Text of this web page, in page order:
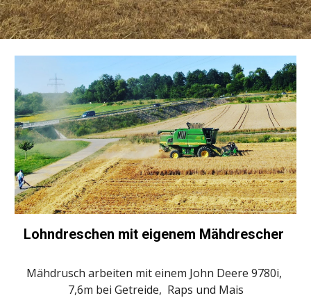
Lohndreschen mit eigenem Mähdrescher
Mähdrusch arbeiten mit einem John Deere 9780i,
7,6m bei Getreide,  Raps und Mais